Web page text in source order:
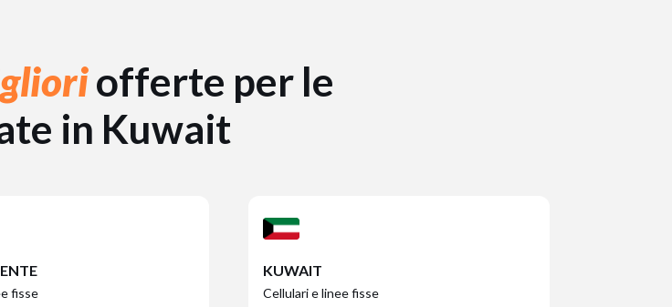
offerte per le
in Kuwait
fisse
KUWAIT
Cellulari e linee fisse